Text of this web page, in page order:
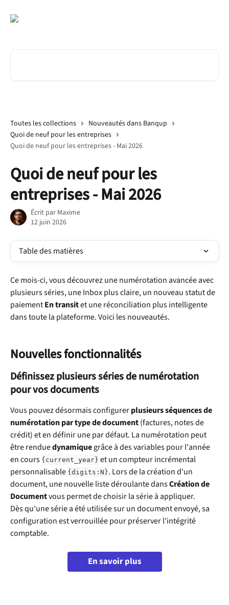
Toutes les collections
Nouveautés dans Banqup
Quoi de neuf pour les entreprises
Quoi de neuf pour les entreprises - Mai 2026
Quoi de neuf pour les
entreprises - Mai 2026
Écrit par Maxime
12 juin 2026
Table des matières
Ce mois-ci, vous découvrez une numérotation avancée avec
plusieurs séries, une Inbox plus claire, un nouveau statut de
paiement En transit et une réconciliation plus intelligente
dans toute la plateforme. Voici les nouveautés.
Nouvelles fonctionnalités
Définissez plusieurs séries de numérotation
pour vos documents
Vous pouvez désormais configurer plusieurs séquences de
numérotation par type de document (factures, notes de
crédit) et en définir une par défaut. La numérotation peut
être rendue dynamique grâce à des variables pour l'année
en cours {current_year} et un compteur incrémental
personnalisable {digits:N}. Lors de la création d'un
document, une nouvelle liste déroulante dans Création de
Document vous permet de choisir la série à appliquer.
Dès qu'une série a été utilisée sur un document envoyé, sa
configuration est verrouillée pour préserver l'intégrité
comptable.
En savoir plus